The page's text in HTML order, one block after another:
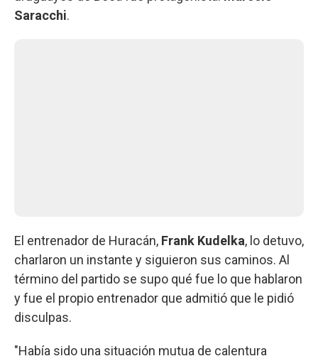
Saracchi.
El entrenador de Huracán, Frank Kudelka, lo detuvo,
charlaron un instante y siguieron sus caminos. Al
término del partido se supo qué fue lo que hablaron
y fue el propio entrenador que admitió que le pidió
disculpas.
"Había sido una situación mutua de calentura